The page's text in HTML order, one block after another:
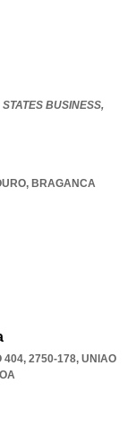
BUSINESS,
, BRAGANCA
404, 2750-178, UNIAO